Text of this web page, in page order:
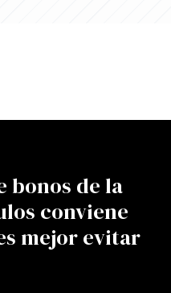
bonos de la
conviene
mejor evitar